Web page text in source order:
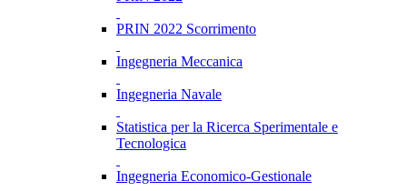
PRIN 2022 Scorrimento
Ingegneria Meccanica
Ingegneria Navale
Statistica per la Ricerca Sperimentale e
Tecnologica
Ingegneria Economico-Gestionale